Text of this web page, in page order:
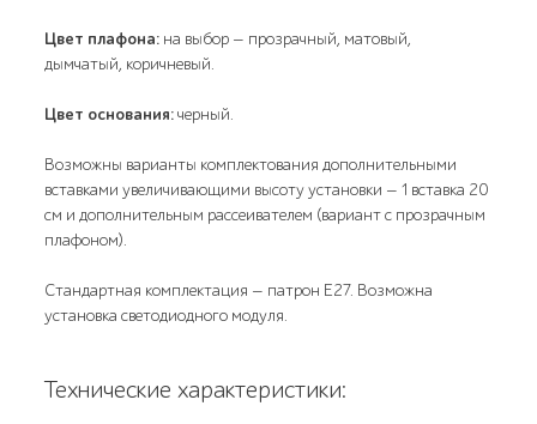
Цвет плафона: на выбор — прозрачный, матовый,
дымчатый, коричневый.
Цвет основания:черный.
Возможны варианты комплектования дополнительными
вставками увеличивающими высоту установки — 1 вставка 20
см и дополнительным рассеивателем (вариант с прозрачным
плафоном).
Стандартная комплектация — патрон Е27. Возможна
установка светодиодного модуля.
Технические характеристики: